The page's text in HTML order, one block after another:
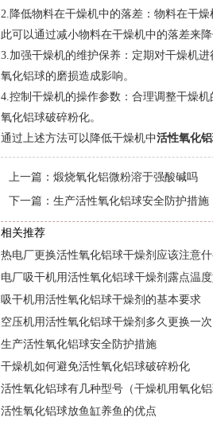
2.降低物料在干燥机中的落差：物料在干
此可以通过减小物料在干燥机中的落差来
3.加强干燥机的维护保养：定期对干燥机
氧化铝球的磨损造成影响。
4.控制干燥机的操作参数：合理调整干燥
氧化铝球破碎粉化。
通过上述方法可以降低干燥机中活性氧化
上一篇： 煅烧氧化铝微粉溶于强酸碱吗
下一篇： 生产活性氧化铝球安全防护措施
相关推荐
热电厂更换活性氧化铝球干燥剂应该注意
电厂吸干机用活性氧化铝球干燥剂露点温
吸干机用活性氧化铝球干燥剂的基本要求
空压机用活性氧化铝球干燥剂多久更换一次
生产活性氧化铝球安全防护措施
干燥机如何避免活性氧化铝球破碎粉化
活性氧化铝球有几种型号（干燥机用氧化铝
活性氧化铝球放鱼缸养鱼的优点